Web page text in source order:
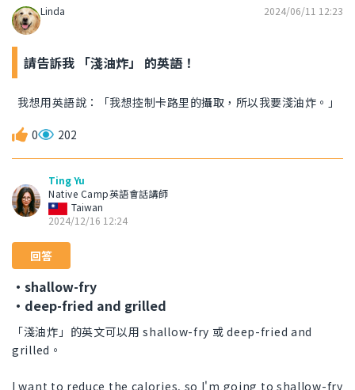
Linda 2024/06/11 12:23
請告訴我 「淺油炸」 的英語！
我想用英語說：「我想控制卡路里的攝取，所以我要淺油炸。」
0 202
Ting Yu
Native Camp英語會話講師
Taiwan
2024/12/16 12:24
回答
・shallow-fry
・deep-fried and grilled
「淺油炸」的英文可以用 shallow-fry 或 deep-fried and
grilled。
I want to reduce the calories, so I'm going to shallow-fry